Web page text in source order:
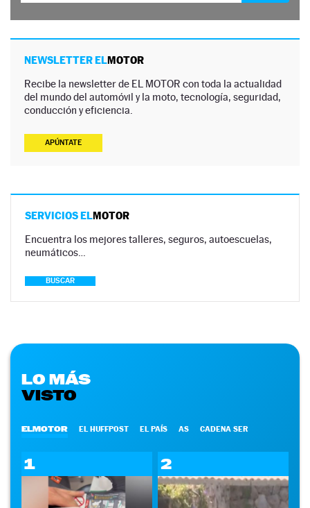
NEWSLETTER ELMOTOR
Recibe la newsletter de EL MOTOR con toda la actualidad
del mundo del automóvil y la moto, tecnología, seguridad,
conducción y eficiencia.
APÚNTATE
SERVICIOS ELMOTOR
Encuentra los mejores talleres, seguros, autoescuelas,
neumáticos…
BUSCAR
LO MÁS
VISTO
ELMOTOR EL HUFFPOST EL PAÍS AS CADENA SER
1 2